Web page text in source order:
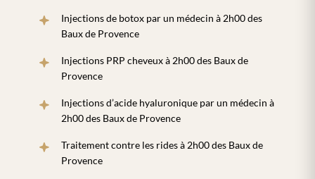
Injections de botox par un médecin à 2h00 des
Baux de Provence
Injections PRP cheveux à 2h00 des Baux de
Provence
Injections d’acide hyaluronique par un médecin à
2h00 des Baux de Provence
Traitement contre les rides à 2h00 des Baux de
Provence